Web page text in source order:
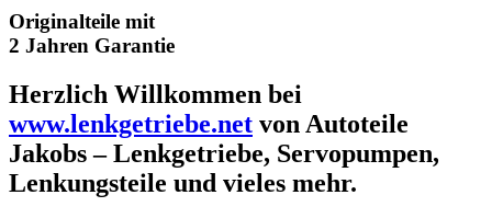
Originalteile mit
2 Jahren Garantie
Herzlich Willkommen bei
www.lenkgetriebe.net von Autoteile
Jakobs – Lenkgetriebe, Servopumpen,
Lenkungsteile und vieles mehr.